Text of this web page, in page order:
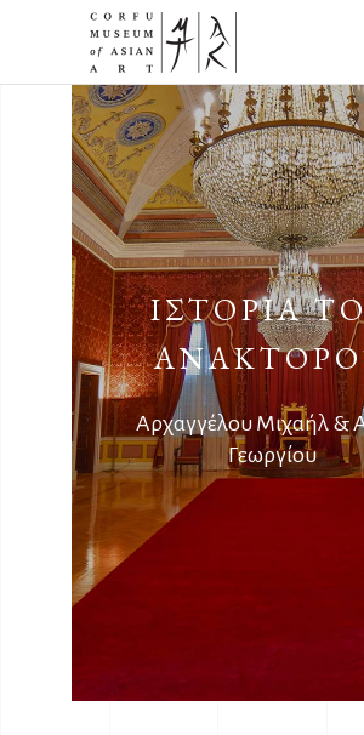
ΙΣΤΟΡΙΑ
Αρχαγγέλου Μιχαήλ &
Γεωργίου